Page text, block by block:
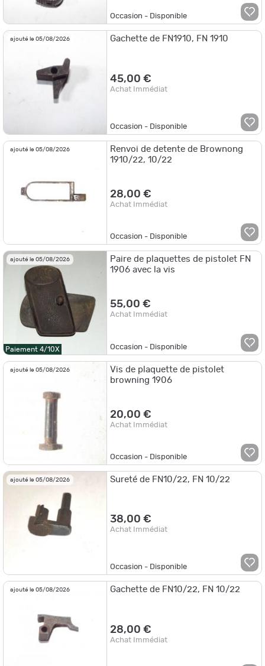
Occasion - Disponible
ajouté le 05/08/2026 Gachette de FN1910, FN 1910
45,00 €
Achat Immédiat
Occasion - Disponible
ajouté le 05/08/2026
Renvoi de detente de Brownong
1910/22, 10/22
28,00 €
Achat Immédiat
Occasion - Disponible
ajouté le 05/08/2026
Paiement 4/10X
Paire de plaquettes de pistolet FN
1906 avec la vis
55,00 €
Achat Immédiat
Occasion - Disponible
ajouté le 05/08/2026
Vis de plaquette de pistolet
browning 1906
20,00 €
Achat Immédiat
Occasion - Disponible
ajouté le 05/08/2026 Sureté de FN10/22, FN 10/22
38,00 €
Achat Immédiat
Occasion - Disponible
ajouté le 05/08/2026 Gachette de FN10/22, FN 10/22
28,00 €
Achat Immédiat